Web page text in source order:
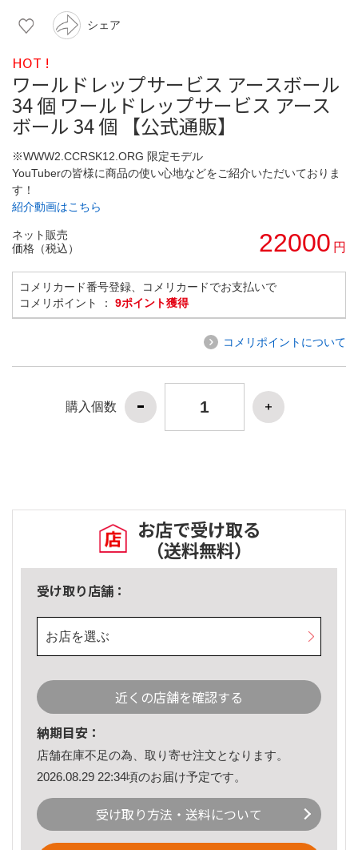
シェア
HOT !
ワールドレップサービス アースボール
34 個 ワールドレップサービス アース
ボール 34 個 【公式通販】
※WWW2.CCRSK12.ORG 限定モデル
YouTuberの皆様に商品の使い心地などをご紹介いただいておりま
す！
紹介動画はこちら
ネット販売
価格（税込）
22000 円
コメリカード番号登録、コメリカードでお支払いで
コメリポイント ： 9ポイント獲得
コメリポイントについて
購入個数
お店で受け取る
（送料無料）
受け取り店舗：
お店を選ぶ
近くの店舗を確認する
納期目安：
店舗在庫不足の為、取り寄せ注文となります。
2026.08.29 22:34頃のお届け予定です。
受け取り方法・送料について